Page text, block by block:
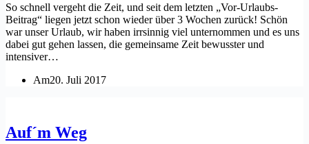
So schnell vergeht die Zeit, und seit dem letzten „Vor-Urlaubs-
Beitrag“ liegen jetzt schon wieder über 3 Wochen zurück! Schön
war unser Urlaub, wir haben irrsinnig viel unternommen und es uns
dabei gut gehen lassen, die gemeinsame Zeit bewusster und
intensiver…
Am20. Juli 2017
Auf´m Weg